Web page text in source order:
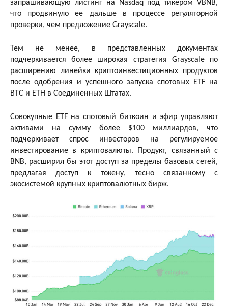
запрашивающую листинг на Nasdaq под тикером VBNB,
что продвинуло ее дальше в процессе регуляторной
проверки, чем предложение Grayscale.
Тем не менее, в представленных документах
подчеркивается более широкая стратегия Grayscale по
расширению линейки криптоинвестиционных продуктов
после одобрения и успешного запуска спотовых ETF на
BTC и ETH в Соединенных Штатах.
Совокупные ETF на спотовый биткоин и эфир управляют
активами на сумму более $100 миллиардов, что
подчеркивает спрос инвесторов на регулируемое
инвестирование в криптовалюты. Продукт, связанный с
BNB, расширил бы этот доступ за пределы базовых сетей,
предлагая доступ к токену, тесно связанному с
экосистемой крупных криптовалютных бирж.